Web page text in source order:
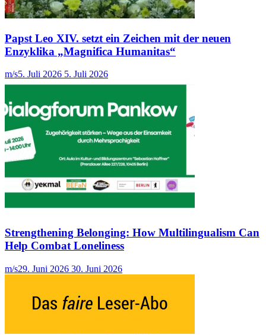
Papst Leo XIV. setzt ein Zeichen mit der neuen
Enzyklika „Magnifica Humanitas“
m/s5. Juli 2026 5. Juli 2026
Strengthening Belonging: How Multilingualism Can
Help Combat Loneliness
m/s29. Juni 2026 30. Juni 2026